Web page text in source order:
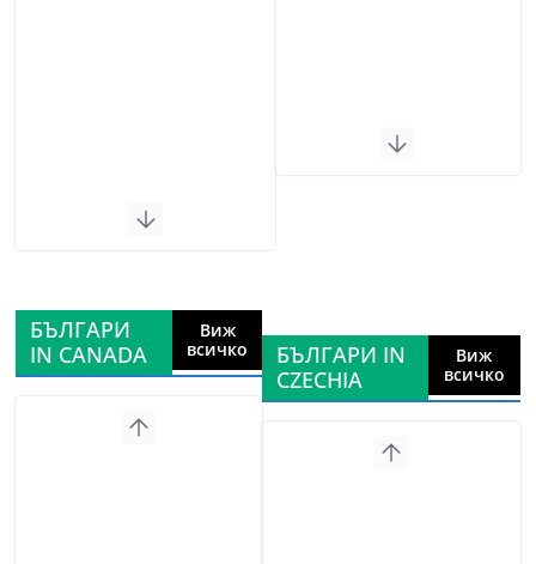
БЪЛГАРИ
IN CANADA
Виж
всичко
БЪЛГАРИ IN
CZECHIA
Виж
всичко